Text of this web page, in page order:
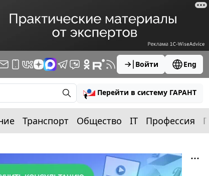
Войти Eng
Перейти в систему ГАРАНТ
Транспорт Общество IT Профессия